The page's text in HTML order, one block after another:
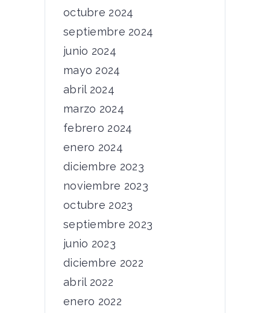
octubre 2024
septiembre 2024
junio 2024
mayo 2024
abril 2024
marzo 2024
febrero 2024
enero 2024
diciembre 2023
noviembre 2023
octubre 2023
septiembre 2023
junio 2023
diciembre 2022
abril 2022
enero 2022